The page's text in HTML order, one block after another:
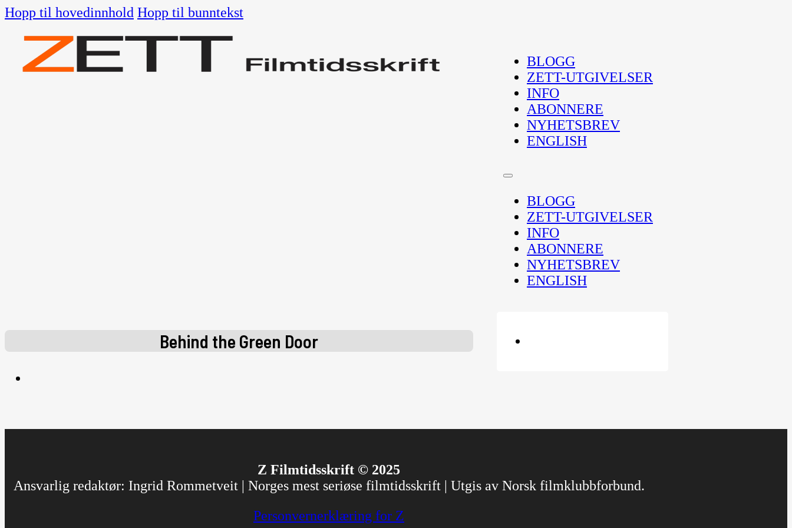
Hopp til hovedinnhold Hopp til bunntekst
BLOGG
ZETT-UTGIVELSER
INFO
ABONNERE
NYHETSBREV
ENGLISH
BLOGG
ZETT-UTGIVELSER
INFO
ABONNERE
NYHETSBREV
ENGLISH
Behind the Green Door
Z Filmtidsskrift © 2025
Ansvarlig redaktør: Ingrid Rommetveit | Norges mest seriøse filmtidsskrift | Utgis av Norsk filmklubbforbund.
Personvernerklæring for Z